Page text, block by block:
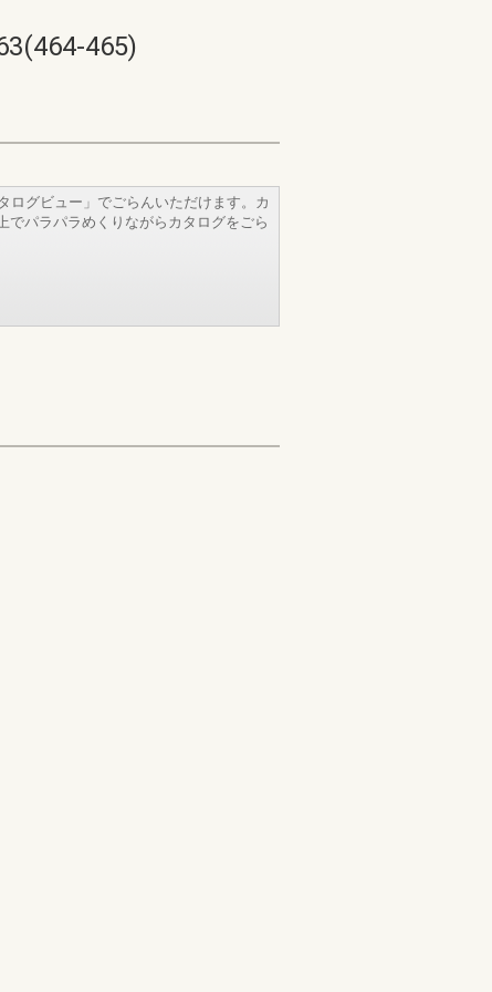
465)
ログビュー」でごらんいただけます。カ
でパラパラめくりながらカタログをごら